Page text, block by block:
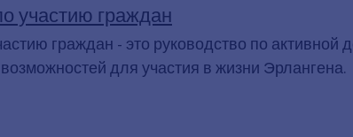
участию граждан
граждан - это руководство по активной
для участия в жизни Эрлангена.